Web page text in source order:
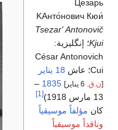
Це́зарь
Анто́нович Кюи́
K
Tsezar' Antonovič
Kjui؛ إنگليزية:
César Antonovich
Cui؛ عاش 18 يناير
[ن.ق. 1835
–
13 مارس 1918)
[1]
كان مؤلفاً موسيقياً
وناقداً موسيقياً